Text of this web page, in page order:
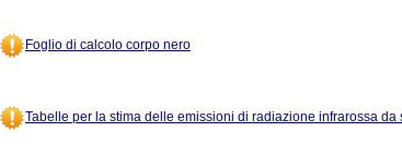
Foglio di calcolo corpo nero
Tabelle per la stima delle emissioni di radiazione infrarossa da